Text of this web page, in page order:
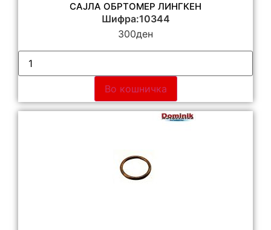
САЈЛА ОБРТОМЕР ЛИНГКЕН
Шифра:10344
300ден
Во кошничка